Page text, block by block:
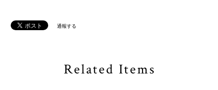
通報する
Related Items